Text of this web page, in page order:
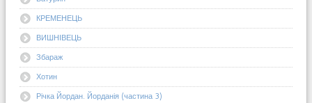
КРЕМЕНЕЦЬ
ВИШНІВЕЦЬ
Збараж
Хотин
Річка Йордан. Йорданія (частина 3)